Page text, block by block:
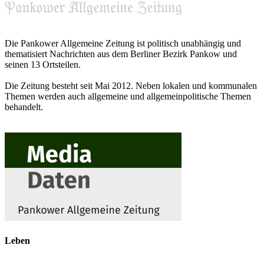
Die Pankower Allgemeine Zeitung ist politisch unabhängig und
thematisiert Nachrichten aus dem Berliner Bezirk Pankow und
seinen 13 Ortsteilen.
Die Zeitung besteht seit Mai 2012. Neben lokalen und kommunalen
Themen werden auch allgemeine und allgemeinpolitische Themen
behandelt.
Leben